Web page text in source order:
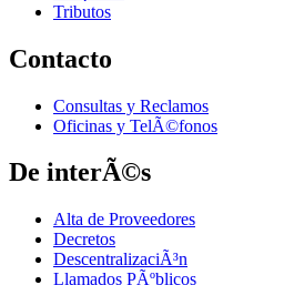
Tributos
Contacto
Consultas y Reclamos
Oficinas y TelÃ©fonos
De interÃ©s
Alta de Proveedores
Decretos
DescentralizaciÃ³n
Llamados PÃºblicos